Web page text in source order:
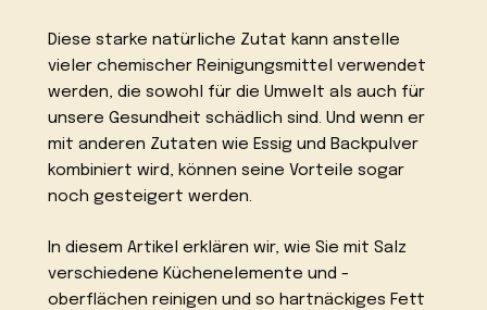
Diese starke natürliche Zutat kann anstelle
vieler chemischer Reinigungsmittel verwendet
werden, die sowohl für die Umwelt als auch für
unsere Gesundheit schädlich sind. Und wenn er
mit anderen Zutaten wie Essig und Backpulver
kombiniert wird, können seine Vorteile sogar
noch gesteigert werden.
In diesem Artikel erklären wir, wie Sie mit Salz
verschiedene Küchenelemente und -
oberflächen reinigen und so hartnäckiges Fett